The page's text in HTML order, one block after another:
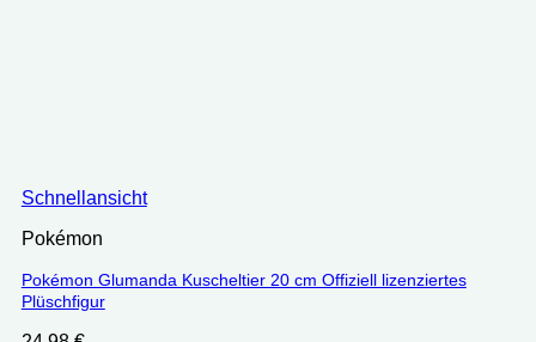
Schnellansicht
Pokémon
Pokémon Glumanda Kuscheltier 20 cm Offiziell lizenziertes
Plüschfigur